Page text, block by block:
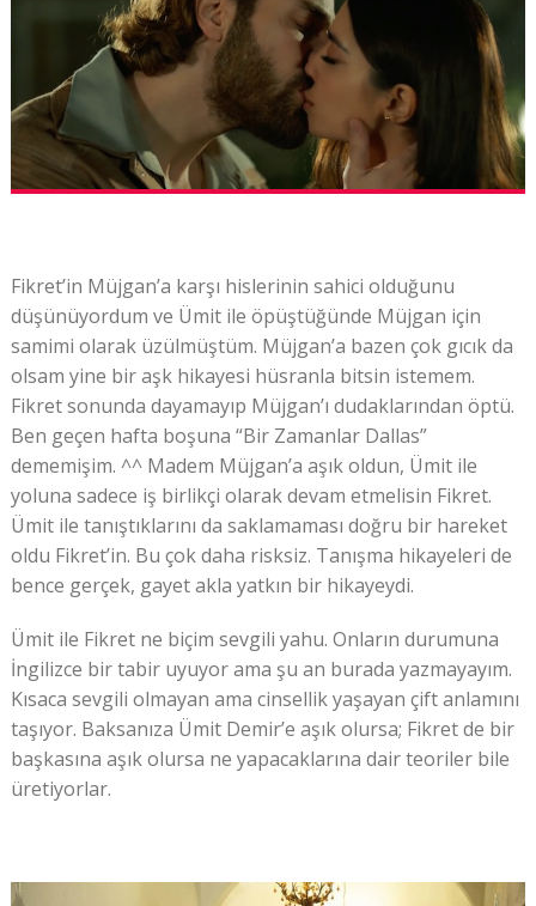
Fikret’in Müjgan’a karşı hislerinin sahici olduğunu
düşünüyordum ve Ümit ile öpüştüğünde Müjgan için
samimi olarak üzülmüştüm. Müjgan’a bazen çok gıcık da
olsam yine bir aşk hikayesi hüsranla bitsin istemem.
Fikret sonunda dayamayıp Müjgan’ı dudaklarından öptü.
Ben geçen hafta boşuna “Bir Zamanlar Dallas”
dememişim. ^^ Madem Müjgan’a aşık oldun, Ümit ile
yoluna sadece iş birlikçi olarak devam etmelisin Fikret.
Ümit ile tanıştıklarını da saklamaması doğru bir hareket
oldu Fikret’in. Bu çok daha risksiz. Tanışma hikayeleri de
bence gerçek, gayet akla yatkın bir hikayeydi.
Ümit ile Fikret ne biçim sevgili yahu. Onların durumuna
İngilizce bir tabir uyuyor ama şu an burada yazmayayım.
Kısaca sevgili olmayan ama cinsellik yaşayan çift anlamını
taşıyor. Baksanıza Ümit Demir’e aşık olursa; Fikret de bir
başkasına aşık olursa ne yapacaklarına dair teoriler bile
üretiyorlar.